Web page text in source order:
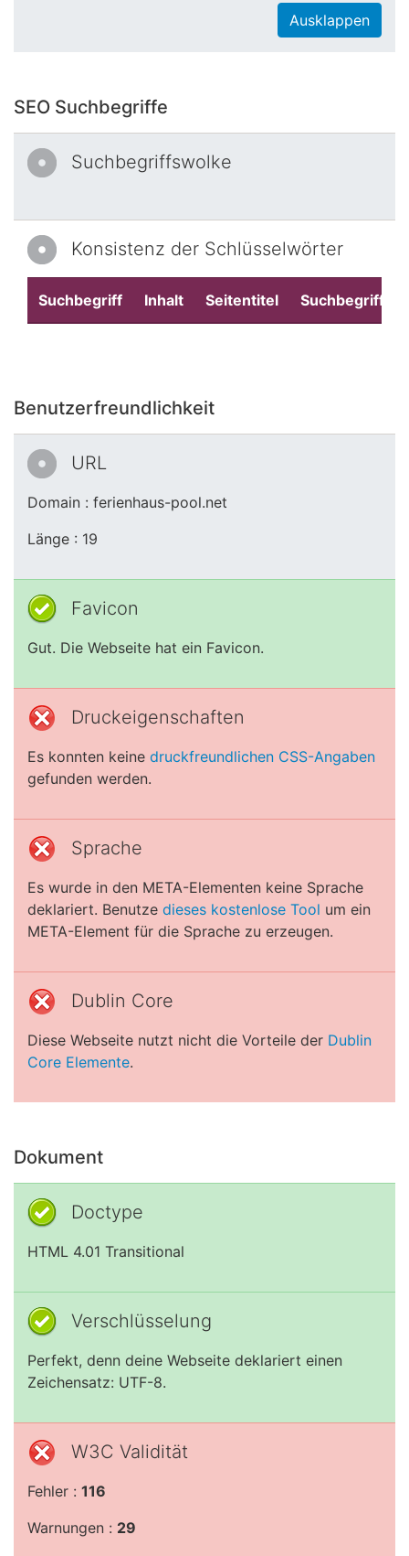
Ausklappen
SEO Suchbegriffe
Suchbegriffswolke
Konsistenz der Schlüsselwörter
Suchbegriff Inhalt Seitentitel Suchbegriffe
Benutzerfreundlichkeit
URL
Domain : ferienhaus-pool.net
Länge : 19
Favicon
Gut. Die Webseite hat ein Favicon.
Druckeigenschaften
Es konnten keine druckfreundlichen CSS-Angaben
gefunden werden.
Sprache
Es wurde in den META-Elementen keine Sprache
deklariert. Benutze dieses kostenlose Tool um ein
META-Element für die Sprache zu erzeugen.
Dublin Core
Diese Webseite nutzt nicht die Vorteile der Dublin
Core Elemente.
Dokument
Doctype
HTML 4.01 Transitional
Verschlüsselung
Perfekt, denn deine Webseite deklariert einen
Zeichensatz: UTF-8.
W3C Validität
Fehler : 116
Warnungen : 29